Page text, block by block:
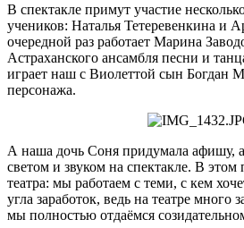
В спектакле примут участие
учеников: Наталья Тетеревенкина и
очередной раз работает Марина
Астраханского ансамбля песни и
играет наш с Виолеттой сын Богдан
персонажа.
А наша дочь Соня придумала афишу, а
светом и звуком на спектакле. В
театра: мы работаем с теми, с кем
угла заработок, ведь на театре много
мы полностью отдаёмся